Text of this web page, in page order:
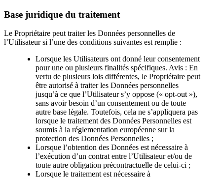
Base juridique du traitement
Le Propriétaire peut traiter les Données personnelles de
l’Utilisateur si l’une des conditions suivantes est remplie :
Lorsque les Utilisateurs ont donné leur consentement
pour une ou plusieurs finalités spécifiques. Avis : En
vertu de plusieurs lois différentes, le Propriétaire peut
être autorisé à traiter les Données personnelles
jusqu’à ce que l’Utilisateur s’y oppose (« opt-out »),
sans avoir besoin d’un consentement ou de toute
autre base légale. Toutefois, cela ne s’appliquera pas
lorsque le traitement des Données Personnelles est
soumis à la réglementation européenne sur la
protection des Données Personnelles ;
Lorsque l’obtention des Données est nécessaire à
l’exécution d’un contrat entre l’Utilisateur et/ou de
toute autre obligation précontractuelle de celui-ci ;
Lorsque le traitement est nécessaire à